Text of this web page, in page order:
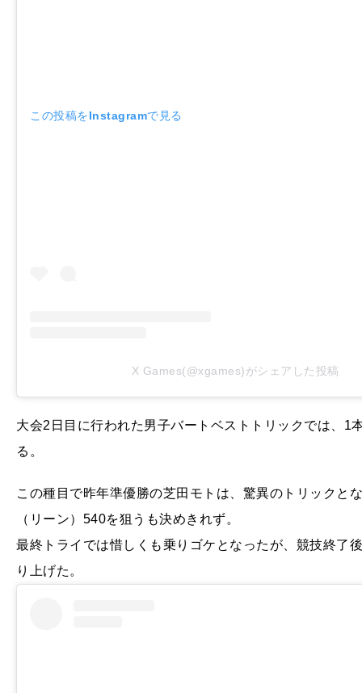
この投稿をInstagramで見る
X Games(@xgames)がシェアした投稿
大会2日目に行われた男子バートベストトリックでは、1
る。
この種目で昨年準優勝の芝田モトは、驚異のトリックと
（リーン）540を狙うも決めきれず。
最終トライでは惜しくも乗りゴケとなったが、競技終了
り上げた。